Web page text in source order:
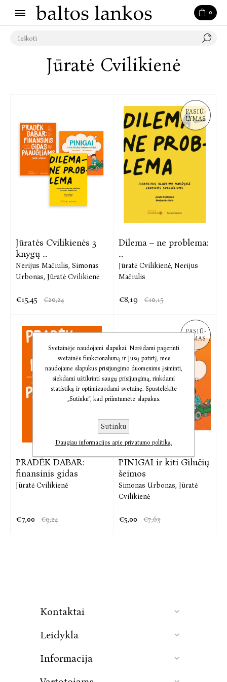
0
Jūratė Cvilikienė
Jūratės Cvilikienės 3
knygų ...
Nerijus Mačiulis, Simonas
Urbonas, Jūratė Cvilikienė
€15,45 €20,24
PASIŪ-
LYMAS
Dilema – ne problema:
...
Jūratė Cvilikienė, Nerijus
Mačiulis
€8,19 €10,15
PRADĖK DABAR:
finansinis gidas
Jūratė Cvilikienė
€7,00 €9,24
PASIŪ-
LYMAS
PINIGAI ir kiti Gilučių
šeimos
Simonas Urbonas, Jūratė
Cvilikienė
€5,00 €7,63
Kontaktai
Leidykla
Informacija
Svetainėje naudojami slapukai. Norėdami pagerinti
svetainės funkcionalumą ir Jūsų patirtį, mes
naudojame slapukus prisijungimo duomenims įsiminti,
siekdami užtikrinti saugų prisijungimą, rinkdami
statistiką ir optimizuodami svetainę. Spustelėkite
„Sutinku“, kad priimtumėte slapukus.
Sutinku
Daugiau informacijos apie privatumo politiką.